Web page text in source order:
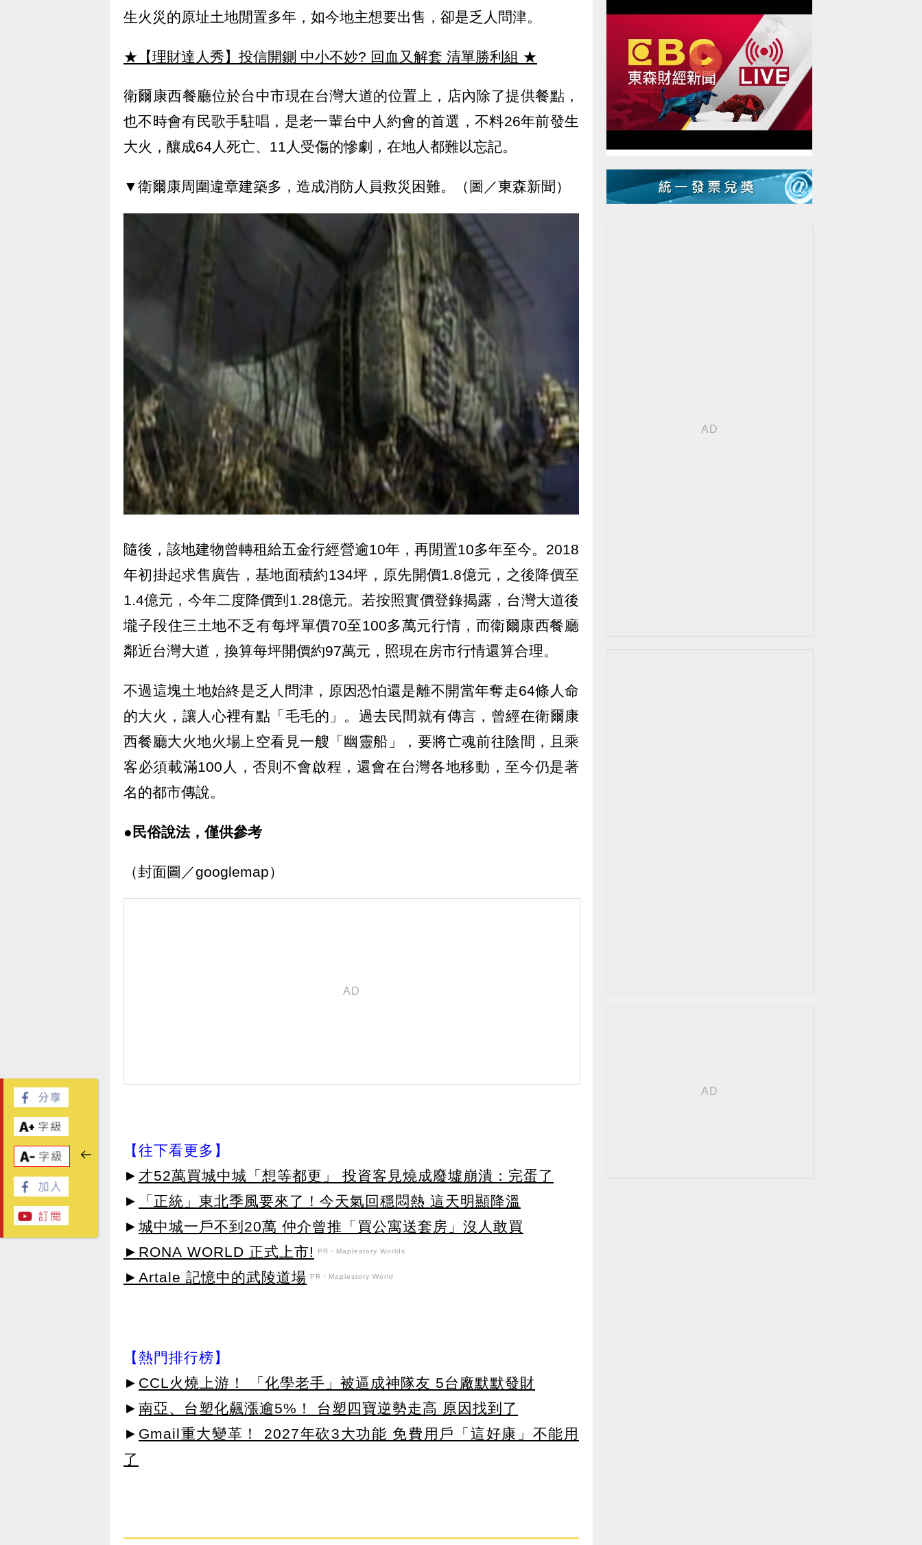
生火災的原址土地閒置多年，如今地主想要出售，卻是乏人問津。
★【理財達人秀】投信開鍘 中小不妙? 回血又解套 清單勝利組 ★
衛爾康西餐廳位於台中市現在台灣大道的位置上，店內除了提供餐點，
也不時會有民歌手駐唱，是老一輩台中人約會的首選，不料26年前發生
大火，釀成64人死亡、11人受傷的慘劇，在地人都難以忘記。
▼衛爾康周圍違章建築多，造成消防人員救災困難。（圖／東森新聞）
隨後，該地建物曾轉租給五金行經營逾10年，再閒置10多年至今。2018
年初掛起求售廣告，基地面積約134坪，原先開價1.8億元，之後降價至
1.4億元，今年二度降價到1.28億元。若按照實價登錄揭露，台灣大道後
壠子段住三土地不乏有每坪單價70至100多萬元行情，而衛爾康西餐廳
鄰近台灣大道，換算每坪開價約97萬元，照現在房市行情還算合理。
不過這塊土地始終是乏人問津，原因恐怕還是離不開當年奪走64條人命
的大火，讓人心裡有點「毛毛的」。過去民間就有傳言，曾經在衛爾康
西餐廳大火地火場上空看見一艘「幽靈船」，要將亡魂前往陰間，且乘
客必須載滿100人，否則不會啟程，還會在台灣各地移動，至今仍是著
名的都市傳說。
●民俗說法，僅供參考
（封面圖／googlemap）
【往下看更多】
► 才52萬買城中城「想等都更」 投資客見燒成廢墟崩潰：完蛋了
►
「正統」東北季風要來了！今天氣回穩悶熱 這天明顯降溫
► 城中城一戶不到20萬 仲介曾推「買公寓送套房」沒人敢買
►RONA WORLD 正式上市!
PR・Maplestory Worlds
►Artale 記憶中的武陵道場 PR・Maplestory World
【熱門排行榜】
► CCL火燒上游！ 「化學老手」被逼成神隊友 5台廠默默發財
► 南亞、台塑化飆漲逾5%！ 台塑四寶逆勢走高 原因找到了
► Gmail重大變革！ 2027年砍3大功能 免費用戶「這好康」不能用
了